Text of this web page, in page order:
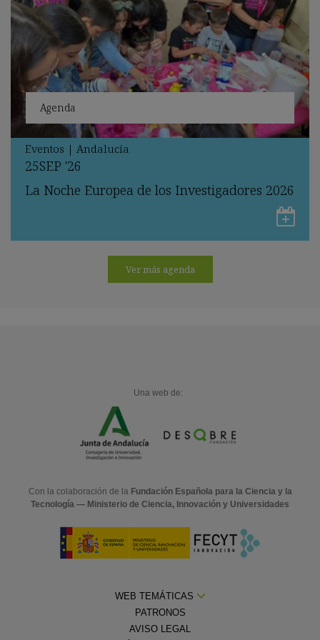
Agenda
Eventos | Andalucía
25SEP '26
La Noche Europea de los Investigadores 2026
en
Ver más agenda
Una web de:
Con la colaboración de la Fundación Española para la Ciencia y la
Tecnología — Ministerio de Ciencia, Innovación y Universidades
WEB TEMÁTICAS
PATRONOS
AVISO LEGAL